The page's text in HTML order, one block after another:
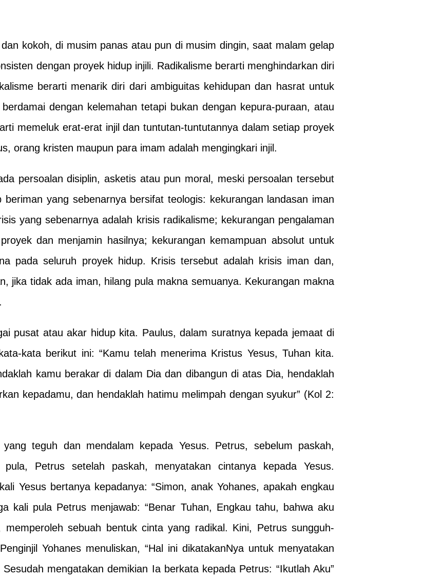
kokoh, di musim panas atau pun di musim dingin, saat malam gelap
dengan proyek hidup injili. Radikalisme berarti menghindarkan diri
berarti menarik diri dari ambiguitas kehidupan dan hasrat untuk
dengan kelemahan tetapi bukan dengan kepura-puraan, atau
memeluk erat-erat injil dan tuntutan-tuntutannya dalam setiap proyek
orang kristen maupun para imam adalah mengingkari injil.
persoalan disiplin, asketis atau pun moral, meski persoalan tersebut
yang sebenarnya bersifat teologis: kekurangan landasan iman
yang sebenarnya adalah krisis radikalisme; kekurangan pengalaman
dan menjamin hasilnya; kekurangan kemampuan absolut untuk
pada seluruh proyek hidup. Krisis tersebut adalah krisis iman dan,
jika tidak ada iman, hilang pula makna semuanya. Kekurangan makna
pusat atau akar hidup kita. Paulus, dalam suratnya kepada jemaat di
kata berikut ini: “Kamu telah menerima Kristus Yesus, Tuhan kita.
kamu berakar di dalam Dia dan dibangun di atas Dia, hendaklah
kepadamu, dan hendaklah hatimu melimpah dengan syukur” (Kol 2:
teguh dan mendalam kepada Yesus. Petrus, sebelum paskah,
Petrus setelah paskah, menyatakan cintanya kepada Yesus.
Yesus bertanya kepadanya: “Simon, anak Yohanes, apakah engkau
kali pula Petrus menjawab: “Benar Tuhan, Engkau tahu, bahwa aku
sebuah bentuk cinta yang radikal. Kini, Petrus sungguh-
Yohanes menuliskan, “Hal ini dikatakanNya untuk menyatakan
mengatakan demikian Ia berkata kepada Petrus: “Ikutlah Aku”